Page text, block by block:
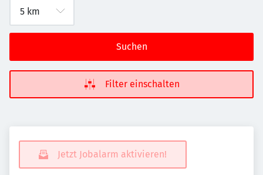
Suchen
Filter einschalten
Jetzt Jobalarm aktivieren!